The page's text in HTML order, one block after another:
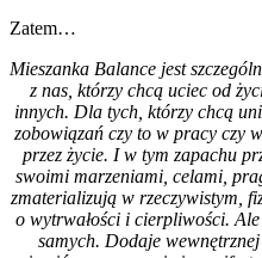
Zatem…
Mieszanka Balance jest
z nas, którzy chcą uciec od
innych. Dla tych, którzy chcą
zobowiązań czy to w pracy czy
przez życie. I w tym zapachu
swoimi marzeniami, celami,
zmaterializują w rzeczywistym,
o wytrwałości i cierpliwości.
samych. Dodaje